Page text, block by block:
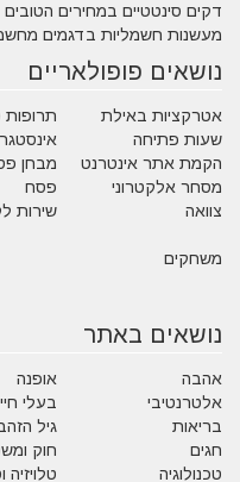
דקים סינטטיים במחירים
מעשנות חשמליות בדגמים
נושאים פופולאריים
אטרקציות באילת
שעות פתיחה
הקמת אתר אינטרנט
מבחן
מסחר אלקטרוני
פסח
צוואה
שירות
משחקים
נושאים באתר
אהבה אופנה
אלטרנטיבי
בעלי
בריאות
גיל
חגים
חוק
טכנולוגיה
טלויזיה